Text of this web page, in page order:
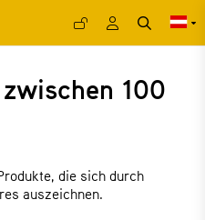
100
die sich durch
auszeichnen.